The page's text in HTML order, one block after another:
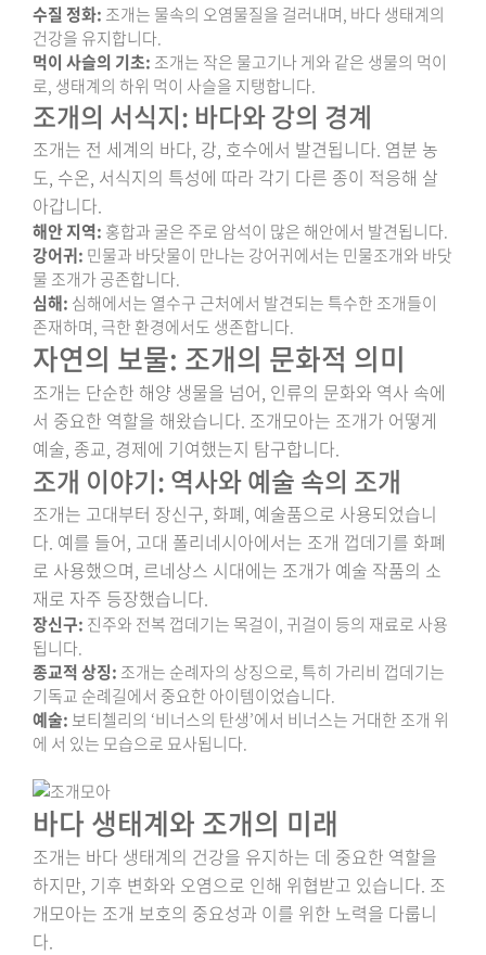
수질 정화: 조개는 물속의 오염물질을 걸러내며, 바다 생태계의
건강을 유지합니다.
먹이 사슬의 기초: 조개는 작은 물고기나 게와 같은 생물의 먹이
로, 생태계의 하위 먹이 사슬을 지탱합니다.
조개의 서식지: 바다와 강의 경계
조개는 전 세계의 바다, 강, 호수에서 발견됩니다. 염분 농
도, 수온, 서식지의 특성에 따라 각기 다른 종이 적응해 살
아갑니다.
해안 지역: 홍합과 굴은 주로 암석이 많은 해안에서 발견됩니다.
강어귀: 민물과 바닷물이 만나는 강어귀에서는 민물조개와 바닷
물 조개가 공존합니다.
심해: 심해에서는 열수구 근처에서 발견되는 특수한 조개들이
존재하며, 극한 환경에서도 생존합니다.
자연의 보물: 조개의 문화적 의미
조개는 단순한 해양 생물을 넘어, 인류의 문화와 역사 속에
서 중요한 역할을 해왔습니다. 조개모아는 조개가 어떻게
예술, 종교, 경제에 기여했는지 탐구합니다.
조개 이야기: 역사와 예술 속의 조개
조개는 고대부터 장신구, 화폐, 예술품으로 사용되었습니
다. 예를 들어, 고대 폴리네시아에서는 조개 껍데기를 화폐
로 사용했으며, 르네상스 시대에는 조개가 예술 작품의 소
재로 자주 등장했습니다.
장신구: 진주와 전복 껍데기는 목걸이, 귀걸이 등의 재료로 사용
됩니다.
종교적 상징: 조개는 순례자의 상징으로, 특히 가리비 껍데기는
기독교 순례길에서 중요한 아이템이었습니다.
예술: 보티첼리의 ‘비너스의 탄생’에서 비너스는 거대한 조개 위
에 서 있는 모습으로 묘사됩니다.
바다 생태계와 조개의 미래
조개는 바다 생태계의 건강을 유지하는 데 중요한 역할을
하지만, 기후 변화와 오염으로 인해 위협받고 있습니다. 조
개모아는 조개 보호의 중요성과 이를 위한 노력을 다룹니
다.